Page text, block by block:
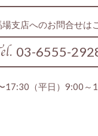
支店へのお問合せは
03-6555-
17:30（平日）9:00～